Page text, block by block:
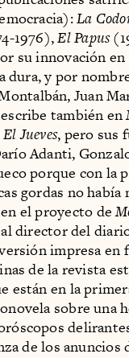
La
1976),El Papus
su innovación
dura, y por
Juan
también en
El Jueves, pero sus
Adanti,
porque con la
gordas no había
el proyecto de
director del
impresa en
de la revista
están en la
sobre una
de los